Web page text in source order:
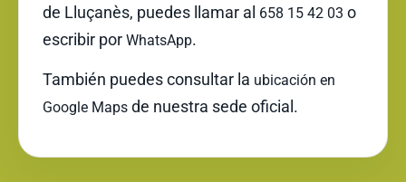
de Lluçanès, puedes llamar al 658 15 42 03 o
escribir por WhatsApp.
También puedes consultar la ubicación en
Google Maps de nuestra sede oficial.